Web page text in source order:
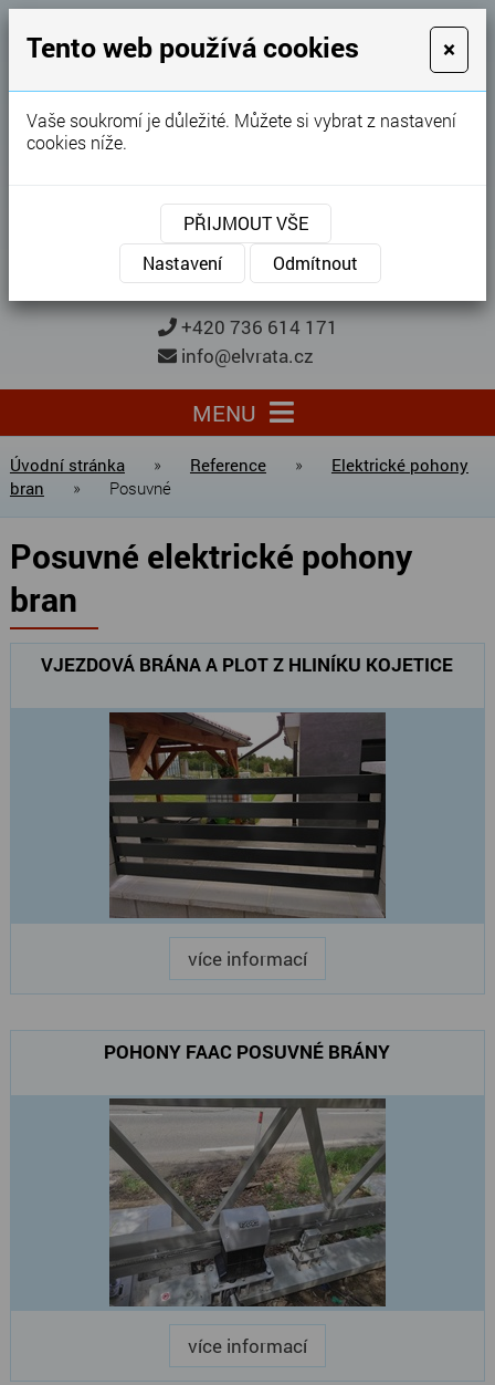
GARÁŽOVÁ VRATA
Karel Procházka
Garážová vrata, brány, ploty ...
Kontaktujte nás
KONTAKTUJTE NÁS
+420 736 614 171
info@elvrata.cz
MENU
Úvodní stránka » Reference »
Elektrické pohony
bran
» Posuvné
Posuvné elektrické pohony
bran
VJEZDOVÁ BRÁNA A PLOT Z HLINÍKU KOJETICE
více informací
POHONY FAAC POSUVNÉ BRÁNY
více informací
Tento web používá cookies ×
Vaše soukromí je důležité. Můžete si vybrat z nastavení
cookies níže.
PŘIJMOUT VŠE
Nastavení
Odmítnout